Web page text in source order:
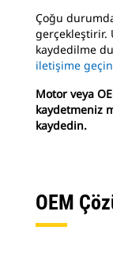
Çoğu
gerçekleştirir.
kaydedilme
iletişime geçin
Motor veya
kaydetmeniz
kaydedin.
OEM